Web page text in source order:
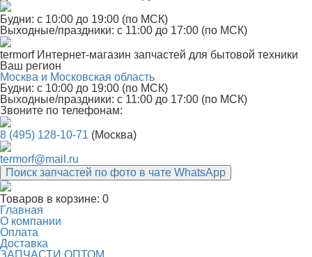
Будни: с 10:00 до 19:00 (по МСК)
Выходные/праздники: с 11:00 до 17:00 (по МСК)
termorf Интернет-магазин запчастей для бытовой техники
Ваш регион
Москва и Московская область
Будни: с 10:00 до 19:00 (по МСК)
Выходные/праздники: с 11:00 до 17:00 (по МСК)
Звоните по телефонам:
8 (495) 128-10-71 (Москва)
termorf@mail.ru
Поиск запчастей по фото в чате WhatsApp
Товаров в корзине: 0
Главная
О компании
Оплата
Доставка
ЗАПЧАСТИ ОПТОМ